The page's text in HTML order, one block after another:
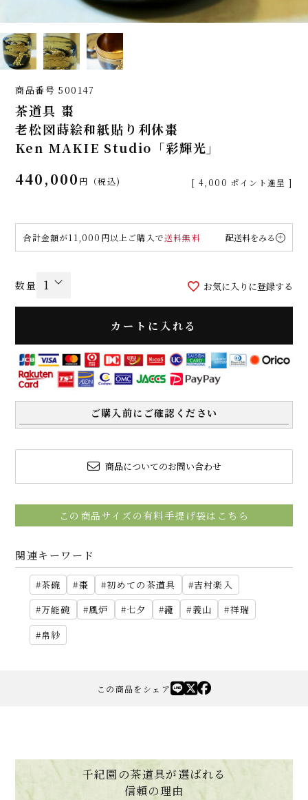
商品番号 500147
茶道具 棗
老松図蒔絵和紙貼り利休棗
Ken MAKIE Studio「彩輝光」
440,000 税込 [ 4,000 ポイント進呈 ]
合計金額が11,000円以上ご購入で送料無料 配送料をみる
お気に入りに登録する
カートに入れる
ご購入前にご確認ください
商品についてのお問い合わせ
この商品サイズの有料手提げ袋はこちら
関連キーワード
茶碗 棗 初めての茶道具
吉村楽入
万能碗
風炉 七夕 瀧 義山
祥瑞
帛紗
この商品をシェア
千紀園の茶道具が選ばれる
信頼の理由